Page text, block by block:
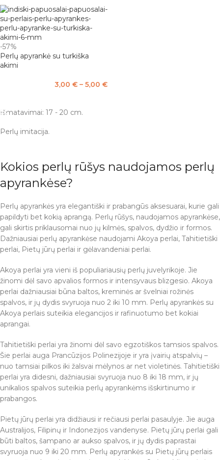
-57%
Perlų apyrankė su turkiška
akimi
3,00 € – 5,00 €
Išmatavimai: 17 - 20 cm.
Perlų imitacija.
Kokios perlų rūšys naudojamos perlų
apyrankėse?
Perlų apyrankės yra elegantiški ir prabangūs aksesuarai, kurie gali
papildyti bet kokią aprangą. Perlų rūšys, naudojamos apyrankėse,
gali skirtis priklausomai nuo jų kilmės, spalvos, dydžio ir formos.
Dažniausiai perlų apyrankėse naudojami Akoya perlai, Tahitietiški
perlai, Pietų jūrų perlai ir gėlavandeniai perlai.
Akoya perlai yra vieni iš populiariausių perlų juvelyrikoje. Jie
žinomi dėl savo apvalios formos ir intensyvaus blizgesio. Akoya
perlai dažniausiai būna baltos, kreminės ar švelniai rožinės
spalvos, ir jų dydis svyruoja nuo 2 iki 10 mm. Perlų apyrankės su
Akoya perlais suteikia elegancijos ir rafinuotumo bet kokiai
aprangai.
Tahitietiški perlai yra žinomi dėl savo egzotiškos tamsios spalvos.
Šie perlai auga Prancūzijos Polinezijoje ir yra įvairių atspalvių –
nuo tamsiai pilkos iki žalsvai mėlynos ar net violetinės. Tahitietiški
perlai yra didesni, dažniausiai svyruoja nuo 8 iki 18 mm, ir jų
unikalios spalvos suteikia perlų apyrankėms išskirtinumo ir
prabangos.
Pietų jūrų perlai yra didžiausi ir rečiausi perlai pasaulyje. Jie auga
Australijos, Filipinų ir Indonezijos vandenyse. Pietų jūrų perlai gali
būti baltos, šampano ar aukso spalvos, ir jų dydis paprastai
svyruoja nuo 9 iki 20 mm. Perlų apyrankės su Pietų jūrų perlais